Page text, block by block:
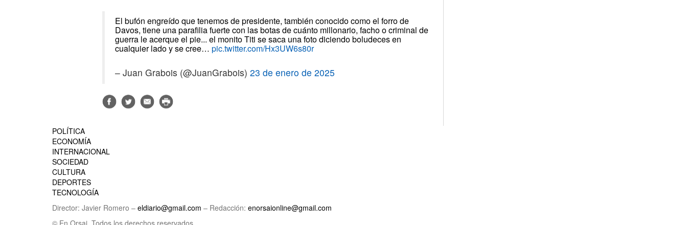
El bufón engreído que tenemos de presidente, también conocido como el forro de
Davos, tiene una parafilia fuerte con las botas de cuánto millonario, facho o criminal de
guerra le acerque el pie... el monito Titi se saca una foto diciendo boludeces en
cualquier lado y se cree…pic.twitter.com/Hx3UW6s80r
– Juan Grabois (@JuanGrabois)23 de enero de 2025
POLÍTICA
ECONOMÍA
INTERNACIONAL
SOCIEDAD
CULTURA
DEPORTES
TECNOLOGÍA
Director: Javier Romero – eldiario@gmail.com – Redacción: enorsaionline@gmail.com